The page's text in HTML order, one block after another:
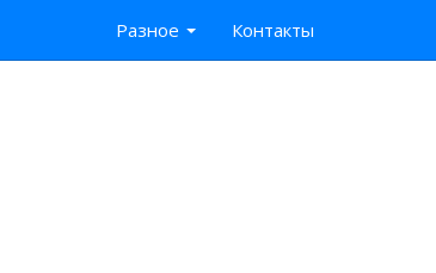
Разное Контакты